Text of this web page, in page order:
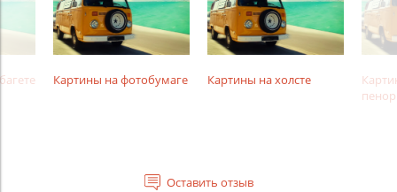
Картины на фотобумаге Картины на холсте
Оставить отзыв